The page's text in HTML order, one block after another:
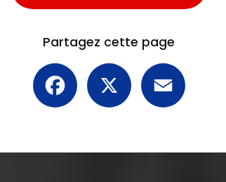
Partagez cette page
Facebook